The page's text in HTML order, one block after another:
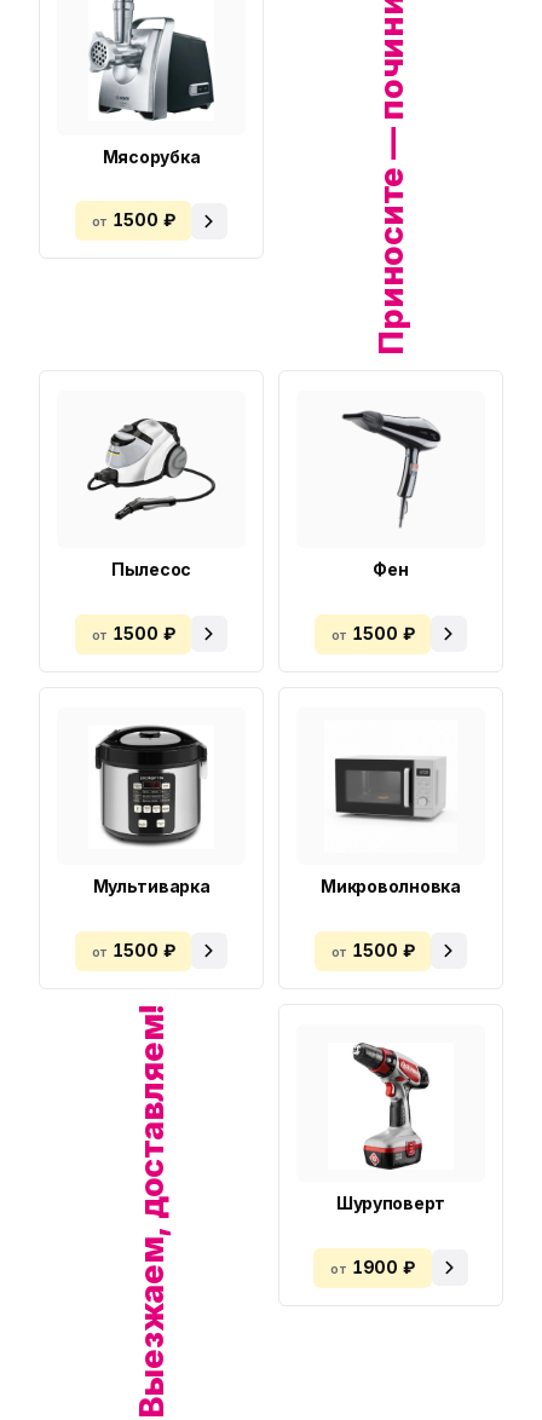
Мясорубка
от 1500 ₽
Пылесос
от 1500 ₽
Фен
от 1500 ₽
Мультиварка
от 1500 ₽
Микроволновка
от 1500 ₽
Шуруповерт
от 1900 ₽
Приносите — починим!
Выезжаем, доставляем!